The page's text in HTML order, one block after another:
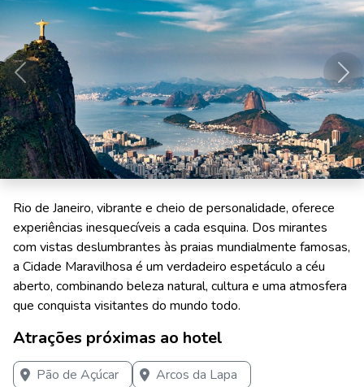
Anterior
Rio de Janeiro, vibrante e cheio de personalidade, oferece
experiências inesquecíveis a cada esquina. Dos mirantes
com vistas deslumbrantes às praias mundialmente famosas,
a Cidade Maravilhosa é um verdadeiro espetáculo a céu
aberto, combinando beleza natural, cultura e uma atmosfera
que conquista visitantes do mundo todo.
Atrações próximas ao hotel
Pão de Açúcar
Arcos da Lapa